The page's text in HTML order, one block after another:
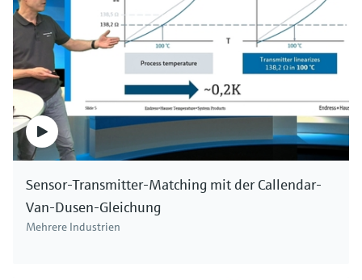
Sensor-Transmitter-Matching mit der Callendar-
Van-Dusen-Gleichung
Mehrere Industrien